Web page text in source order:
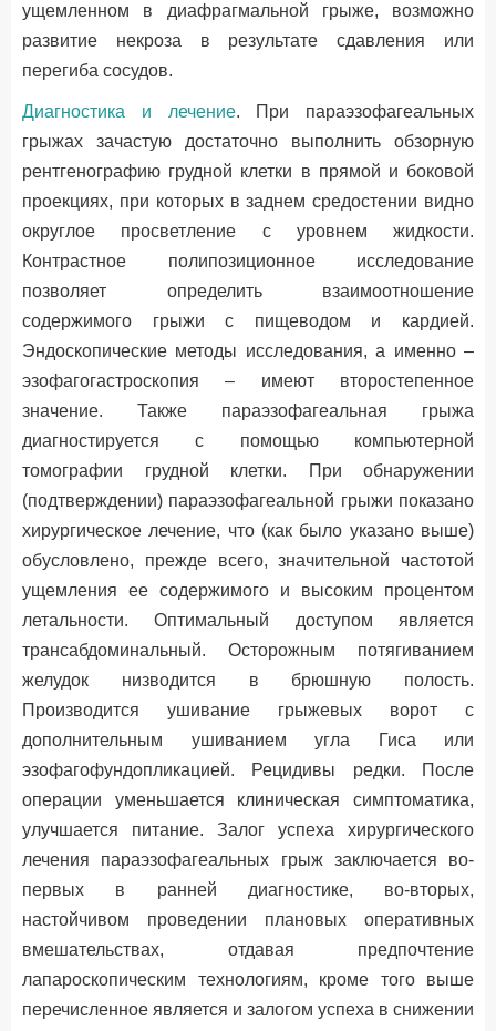
ущемленном в диафрагмальной грыже, возможно
развитие некроза в результате сдавления или
перегиба сосудов.
Диагностика и лечение. При параэзофагеальных
грыжах зачастую достаточно выполнить обзорную
рентгенографию грудной клетки в прямой и боковой
проекциях, при которых в заднем средостении видно
округлое просветление с уровнем жидкости.
Контрастное полипозиционное исследование
позволяет определить взаимоотношение
содержимого грыжи с пищеводом и кардией.
Эндоскопические методы исследования, а именно –
эзофагогастроскопия – имеют второстепенное
значение. Также параэзофагеальная грыжа
диагностируется с помощью компьютерной
томографии грудной клетки. При обнаружении
(подтверждении) параэзофагеальной грыжи показано
хирургическое лечение, что (как было указано выше)
обусловлено, прежде всего, значительной частотой
ущемления ее содержимого и высоким процентом
летальности. Оптимальный доступом является
трансабдоминальный. Осторожным потягиванием
желудок низводится в брюшную полость.
Производится ушивание грыжевых ворот с
дополнительным ушиванием угла Гиса или
эзофагофундопликацией. Рецидивы редки. После
операции уменьшается клиническая симптоматика,
улучшается питание. Залог успеха хирургического
лечения параэзофагеальных грыж заключается во-
первых в ранней диагностике, во-вторых,
настойчивом проведении плановых оперативных
вмешательствах, отдавая предпочтение
лапароскопическим технологиям, кроме того выше
перечисленное является и залогом успеха в снижении